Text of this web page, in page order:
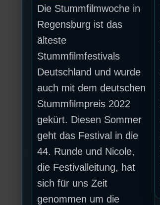
Die Stummfilmwoche in
Regensburg ist das
älteste
Stummfilmfestivals
Deutschland und wurde
auch mit dem deutschen
Stummfilmpreis 2022
gekürt. Diesen Sommer
geht das Festival in die
44. Runde und Nicole,
die Festivalleitung, hat
sich für uns Zeit
genommen um die